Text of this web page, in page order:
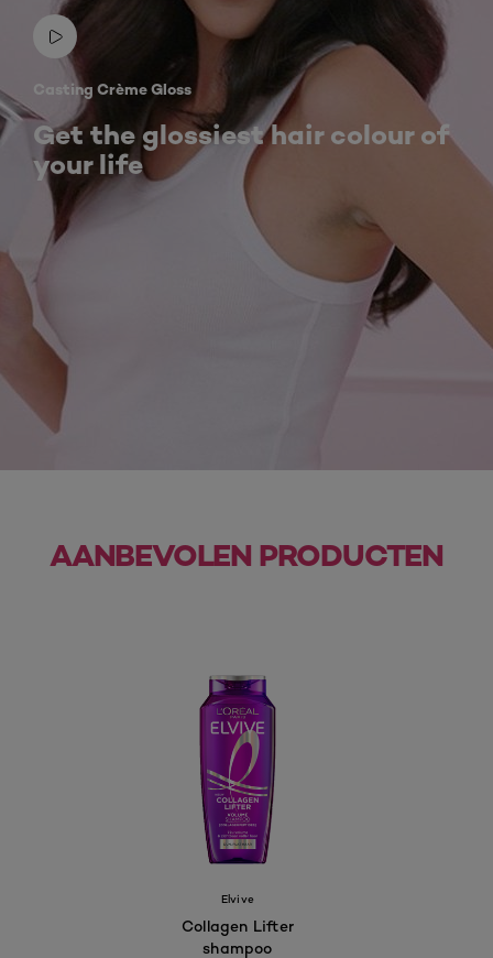
Casting Crème Gloss
Get the glossiest hair colour of
your life
AANBEVOLEN PRODUCTEN
Elvive
Collagen Lifter
shampoo